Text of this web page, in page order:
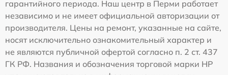
гарантийного периода. Наш центр в Перми работает
независимо и не имеет официальной авторизации от
производителя. Цены на ремонт, указанные на сайте,
носят исключительно ознакомительный характер и
не являются публичной офертой согласно п. 2 ст. 437
ГК РФ. Названия и обозначения торговой марки HP